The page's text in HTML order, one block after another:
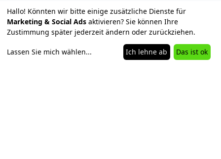
NCA Logos
Netzwerk Partner Ressourcen
NCA Talks
Hallo! Könnten wir bitte einige zusätzliche Dienste für
Marketing & Social Ads aktivieren? Sie können Ihre
Zustimmung später jederzeit ändern oder zurückziehen.
Lassen Sie mich wählen... Ich lehne ab Das ist ok